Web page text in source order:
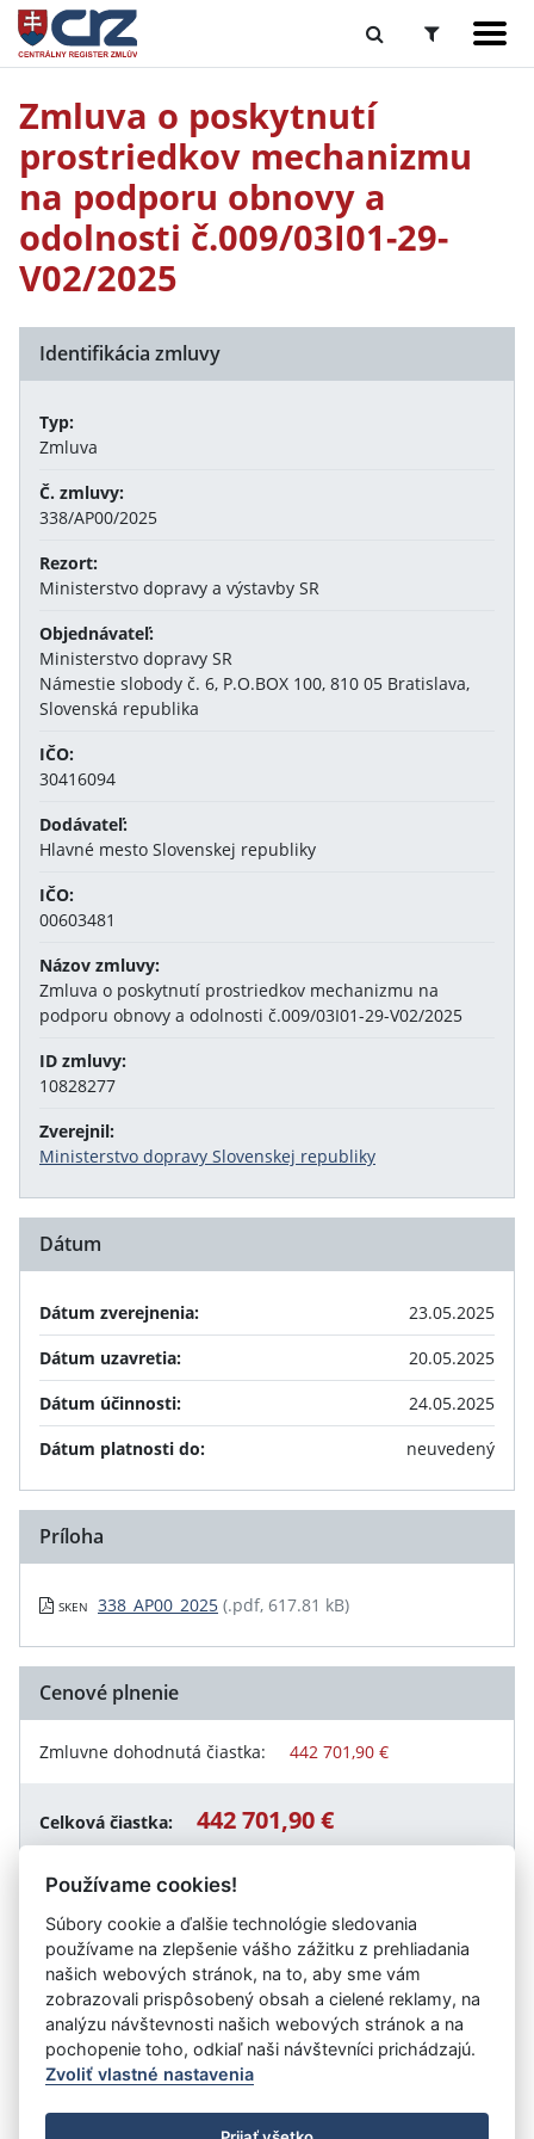
Zmluva o poskytnutí
prostriedkov mechanizmu
na podporu obnovy a
odolnosti č.009/03I01-29-
V02/2025
Identifikácia zmluvy
Typ:
Zmluva
Č. zmluvy:
338/AP00/2025
Rezort:
Ministerstvo dopravy a výstavby SR
Objednávateľ:
Ministerstvo dopravy SR
Námestie slobody č. 6, P.O.BOX 100, 810 05 Bratislava,
Slovenská republika
IČO:
30416094
Dodávateľ:
Hlavné mesto Slovenskej republiky
IČO:
00603481
Názov zmluvy:
Zmluva o poskytnutí prostriedkov mechanizmu na
podporu obnovy a odolnosti č.009/03I01-29-V02/2025
ID zmluvy:
10828277
Zverejnil:
Ministerstvo dopravy Slovenskej republiky
Dátum
Dátum zverejnenia:
23.05.2025
Dátum uzavretia:
20.05.2025
Dátum účinnosti:
24.05.2025
Dátum platnosti do:
neuvedený
Príloha
SKEN 338_AP00_2025 (.pdf, 617.81 kB)
Cenové plnenie
Zmluvne dohodnutá čiastka: 442 701,90 €
Celková čiastka: 442 701,90 €
Návrat späť
Vystavil:Ministerstvo dopravy Slovenskej republiky
Úrad vlády SR
- Všetky práva vyhradené
Používame cookies!
Súbory cookie a ďalšie technológie sledovania
používame na zlepšenie vášho zážitku z prehliadania
našich webových stránok, na to, aby sme vám
zobrazovali prispôsobený obsah a cielené reklamy, na
analýzu návštevnosti našich webových stránok a na
pochopenie toho, odkiaľ naši návštevníci prichádzajú.
Zvoliť vlastné nastavenia